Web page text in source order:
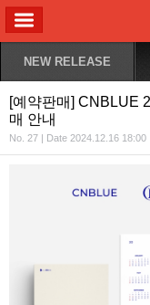
NEW RELEASE
[예약판매] CNBLUE
매 안내
No. 27 | Date 2024.12.16 18:00